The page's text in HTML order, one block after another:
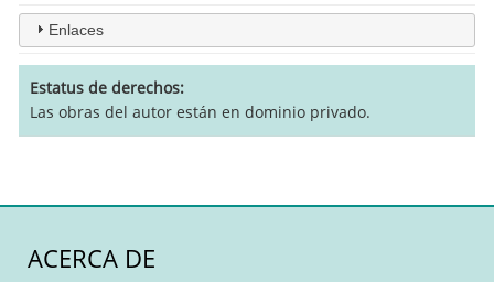
Enlaces
Estatus de derechos
Las obras del autor están en dominio privado.
ACERCA DE